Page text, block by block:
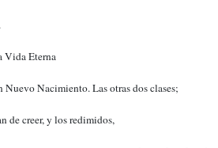
Vida Eterna
Nacimiento. Las otras dos clases;
de creer, y los redimidos,